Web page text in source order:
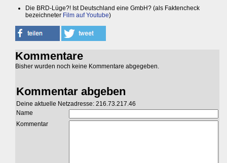
Die BRD-Lüge?! Ist Deutschland eine GmbH? (als Faktencheck
bezeichneter Film auf Youtube)
Kommentare
Bisher wurden noch keine Kommentare abgegeben.
Kommentar abgeben
Deine aktuelle Netzadresse: 216.73.217.46
Name
Kommentar